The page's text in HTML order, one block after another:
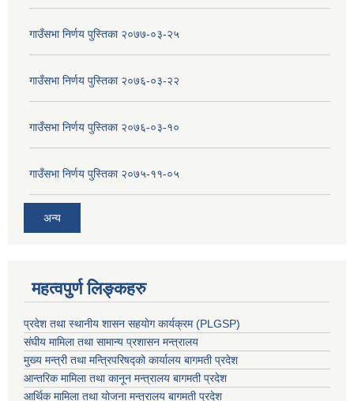
गाउँसभा निर्णय पुस्तिका २०७७-०३-२५
गाउँसभा निर्णय पुस्तिका २०७६-०३-२२
गाउँसभा निर्णय पुस्तिका २०७६-०३-१०
गाउँसभा निर्णय पुस्तिका २०७५-११-०५
अन्य
महत्वपुर्ण लिङ्कहरु
प्रदेश तथा स्थानीय शासन सहयाेग कार्यक्रम (PLGSP)
संघीय मामिला तथा सामान्य प्रशासन मन्त्रालय
मुख्य मन्त्री तथा मन्त्रिपरिषद्को कार्यालय बागमती प्रदेश
आन्तरिक मामिला तथा कानून मन्त्रालय बागमती प्रदेश
आर्थिक मामिला तथा योजना मन्त्रालय बागमती प्रदेश